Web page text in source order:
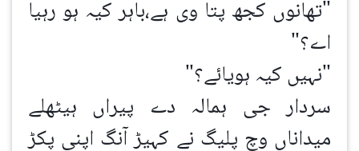
"تھانوں کجھ پتا وی ہے،باہر کیہ ہو رہیا
اے؟"
"نہیں کیہ ہویائے؟"
سردار جی ہمالہ دے پیراں ہیٹھلے
میداناں وچ پلیگ نے کہیڑ آنگ اپنی پکڑ